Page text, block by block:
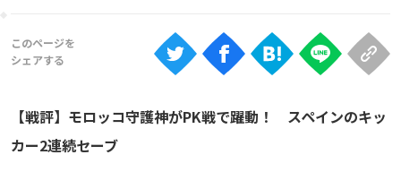
視聴方法
iOS Apps
【戦評】モロッコ守護神がPK戦で躍動！ スペインのキッ
カー2連続セーブ